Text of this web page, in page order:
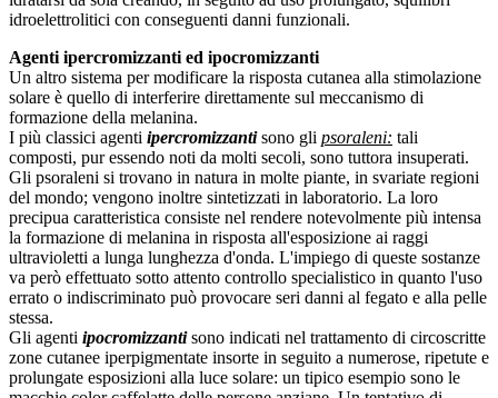
idroelettrolitici con conseguenti danni funzionali.
Agenti ipercromizzanti ed ipocromizzanti
Un altro sistema per modificare la risposta cutanea alla stimolazione
solare è quello di interferire direttamente sul meccanismo di
formazione della melanina.
I più classici agenti ipercromizzantisono gli psoraleni: tali
composti, pur essendo noti da molti secoli, sono tuttora insuperati.
Gli psoraleni si trovano in natura in molte piante, in svariate regioni
del mondo; vengono inoltre sintetizzati in laboratorio. La loro
precipua caratteristica consiste nel rendere notevolmente più intensa
la formazione di melanina in risposta all'esposizione ai raggi
ultravioletti a lunga lunghezza d'onda. L'impiego di queste sostanze
va però effettuato sotto attento controllo specialistico in quanto l'uso
errato o indiscriminato può provocare seri danni al fegato e alla pelle
stessa.
Gli agenti ipocromizzantisono indicati nel trattamento di circoscritte
zone cutanee iperpigmentate insorte in seguito a numerose, ripetute e
prolungate esposizioni alla luce solare: un tipico esempio sono le